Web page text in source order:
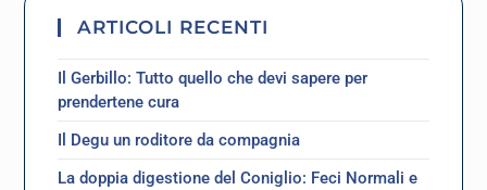
ARTICOLI RECENTI
Il Gerbillo: Tutto quello che devi sapere per
prendertene cura
Il Degu un roditore da compagnia
La doppia digestione del Coniglio: Feci Normali e